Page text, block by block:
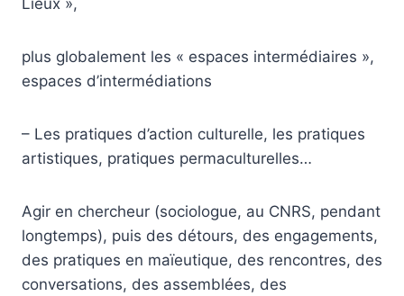
Lieux »,
plus globalement les « espaces intermédiaires »,
espaces d’intermédiations
– Les pratiques d’action culturelle, les pratiques
artistiques, pratiques permaculturelles…
Agir en chercheur (sociologue, au CNRS, pendant
longtemps), puis des détours, des engagements,
des pratiques en maïeutique, des rencontres, des
conversations, des assemblées, des